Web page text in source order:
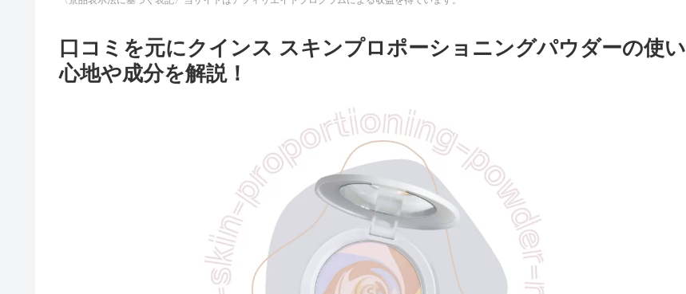
口コミを元にクインス スキンプロポーショニングパウダーの使い
心地や成分を解説！